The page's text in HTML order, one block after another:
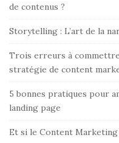
de contenus ?
Storytelling : L’art de la
Trois erreurs à
stratégie de content
5 bonnes pratiques pour
landing page
Et si le Content